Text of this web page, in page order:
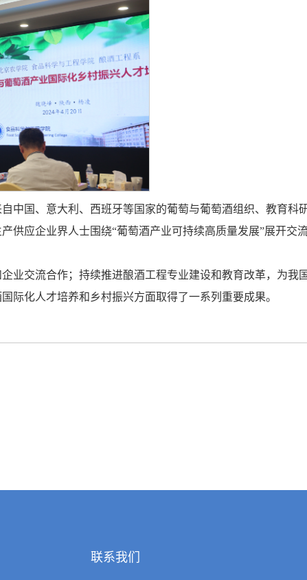
中国、意大利、西班牙等国家的葡萄与葡萄酒组织、教育科
供应企业界人士围绕“葡萄酒产业可持续高质量发展”展开交
业交流合作；持续推进酿酒工程专业建设和教育改革，为我
际化人才培养和乡村振兴方面取得了一系列重要成果。
联系我们